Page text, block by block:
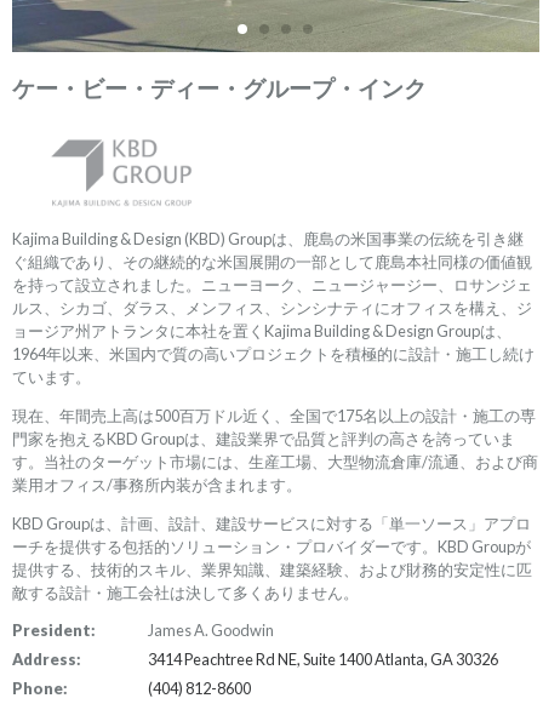
ケー・ビー・ディー・グループ・インク
Kajima Building & Design (KBD) Groupは、鹿島の米国事業の伝統を引き継
ぐ組織であり、その継続的な米国展開の一部として鹿島本社同様の価値観
を持って設立されました。ニューヨーク、ニュージャージー、ロサンジェ
ルス、シカゴ、ダラス、メンフィス、シンシナティにオフィスを構え、ジ
ョージア州アトランタに本社を置くKajima Building & Design Groupは、
1964年以来、米国内で質の高いプロジェクトを積極的に設計・施工し続け
ています。
現在、年間売上高は500百万ドル近く、全国で175名以上の設計・施工の専
門家を抱えるKBD Groupは、建設業界で品質と評判の高さを誇っていま
す。当社のターゲット市場には、生産工場、大型物流倉庫/流通、および商
業用オフィス/事務所内装が含まれます。
KBD Groupは、計画、設計、建設サービスに対する「単一ソース」アプロ
ーチを提供する包括的ソリューション・プロバイダーです。KBD Groupが
提供する、技術的スキル、業界知識、建築経験、および財務的安定性に匹
敵する設計・施工会社は決して多くありません。
President:
James A. Goodwin
Address:
3414 Peachtree Rd NE, Suite 1400 Atlanta, GA 30326
Phone:
(404) 812-8600